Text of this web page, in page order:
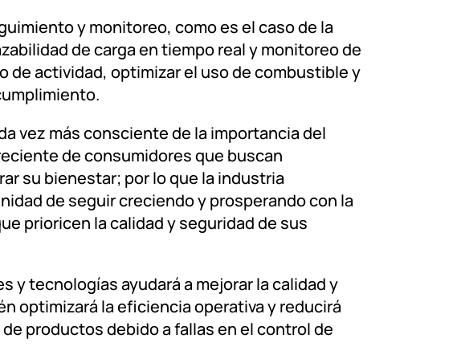
y monitoreo, como es el caso de la
de carga en tiempo real y monitoreo de
de actividad, optimizar el uso de combustible y
vez más consciente de la importancia del
de consumidores que buscan
su bienestar; por lo que la industria
de seguir creciendo y prosperando con la
prioricen la calidad y seguridad de sus
y tecnologías ayudará a mejorar la calidad y
optimizará la eficiencia operativa y reducirá
productos debido a fallas en el control de